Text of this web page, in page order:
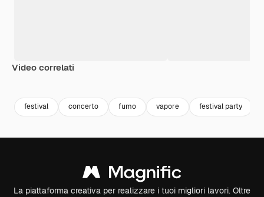
Video correlati
festival concerto fumo vapore festival party
La piattaforma creativa per realizzare i tuoi migliori lavori. Oltre